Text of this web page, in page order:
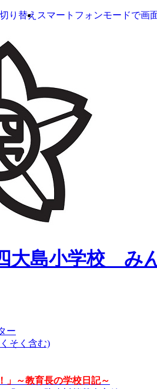
り替え スマートフォンモードで画
大島小学校 み
ー
そく含む)
」～教育長の学校日記～